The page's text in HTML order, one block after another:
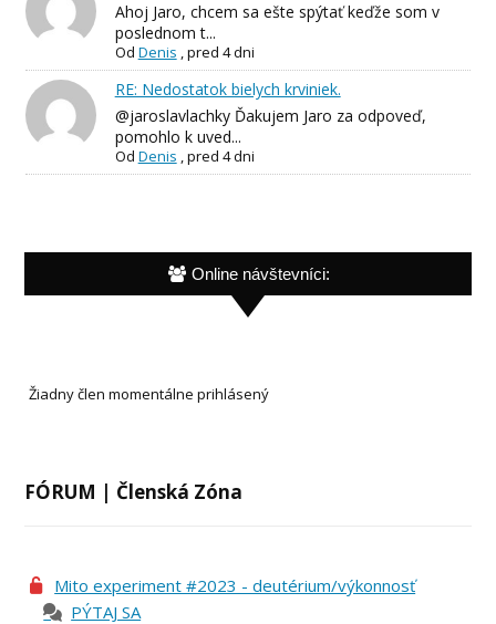
Ahoj Jaro, chcem sa ešte spýtať keďže som v
poslednom t...
Od Denis ,pred 4 dni
RE: Nedostatok bielych krviniek.
@jaroslavlachky Ďakujem Jaro za odpoveď,
pomohlo k uved...
Od Denis ,pred 4 dni
Online návštevníci:
Žiadny člen momentálne prihlásený
FÓRUM | Členská Zóna
Mito experiment #2023 - deutérium/výkonnosť
PÝTAJ SA